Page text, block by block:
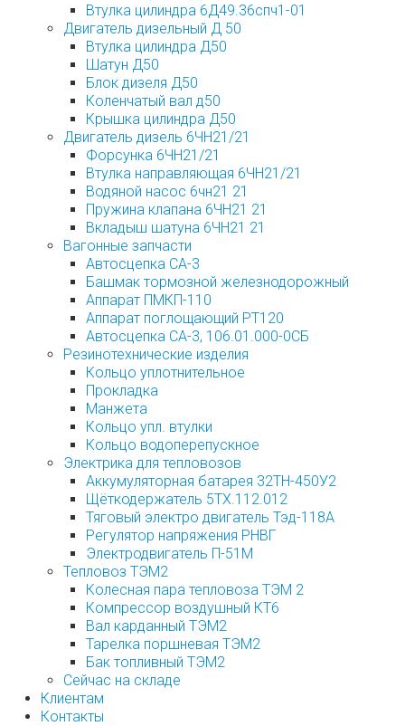
Втулка цилиндра 6Д49.36спч1-01
Двигатель дизельный Д 50
Втулка цилиндра Д50
Шатун Д50
Блок дизеля Д50
Коленчатый вал д50
Крышка цилиндра Д50
Двигатель дизель 6ЧН21/21
Форсунка 6ЧН21/21
Втулка направляющая 6ЧН21/21
Водяной насос 6чн21 21
Пружина клапана 6ЧН21 21
Вкладыш шатуна 6ЧН21 21
Вагонные запчасти
Автосцепка СА-3
Башмак тормозной железнодорожный
Аппарат ПМКП-110
Аппарат поглощающий РТ120
Автосцепка СА-3, 106.01.000-0СБ
Резинотехнические изделия
Кольцо уплотнительное
Прокладка
Манжета
Кольцо упл. втулки
Кольцо водоперепускное
Электрика для тепловозов
Аккумуляторная батарея 32ТН-450У2
Щёткодержатель 5ТХ.112.012
Тяговый электро двигатель Тэд-118А
Регулятор напряжения РНВГ
Электродвигатель П-51М
Тепловоз ТЭМ2
Колесная пара тепловоза ТЭМ 2
Компрессор воздушный КТ6
Вал карданный ТЭМ2
Тарелка поршневая ТЭМ2
Бак топливный ТЭМ2
Сейчас на складе
Клиентам
Контакты